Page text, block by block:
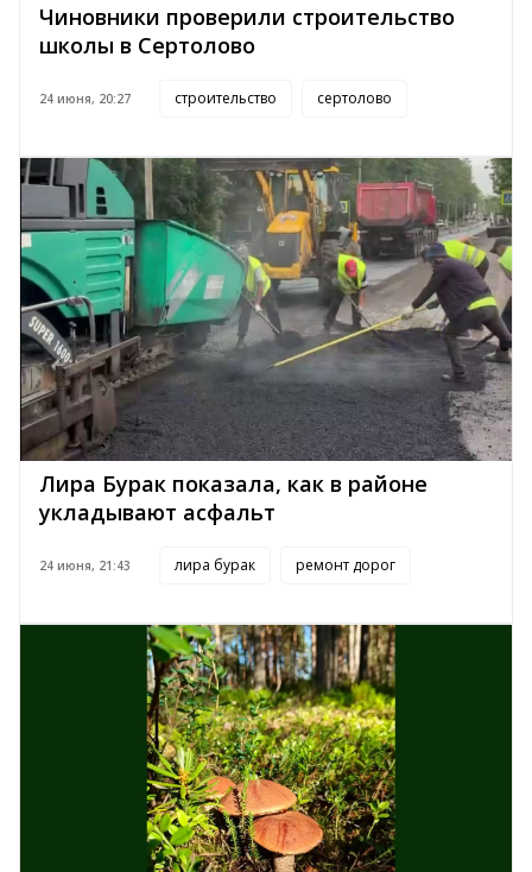
Чиновники проверили строительство
школы в Сертолово
24 июня, 20:27 строительство сертолово
Лира Бурак показала, как в районе
укладывают асфальт
24 июня, 21:43 лира бурак ремонт дорог